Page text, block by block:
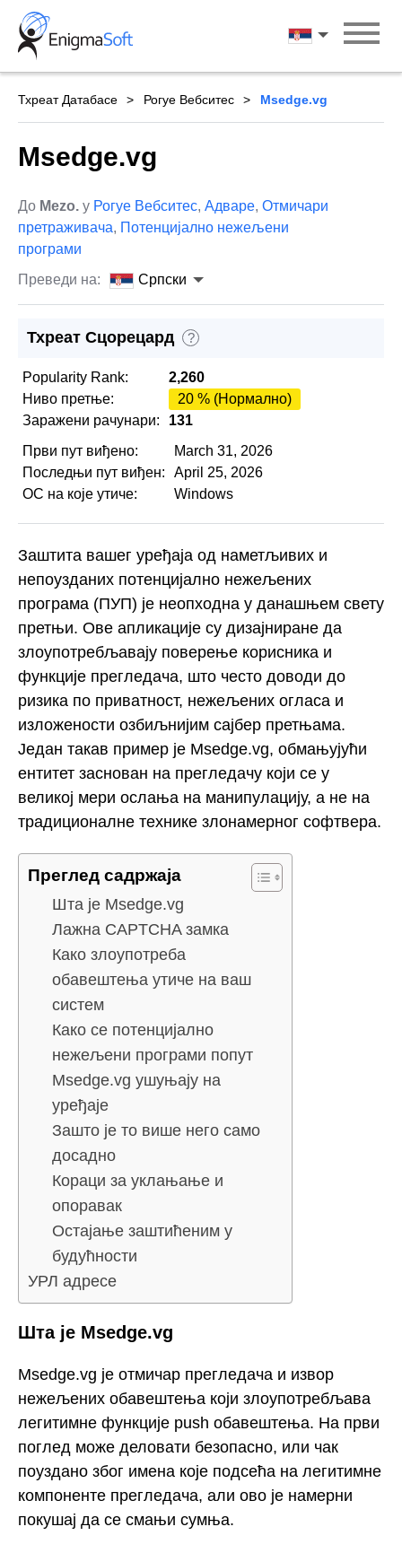
Skip
content
Српски
Тхреат Датабасе Рогуе Вебситес Msedge.vg
Msedge.vg
До Mezo. у Рогуе Вебситес, Адваре, Отмичари
претраживача, Потенцијално нежељени
програми
Преведи на:
Српски
Тхреат Сцорецард ?
Popularity Rank:
2,260
Ниво претње:
20 % (Нормално)
Заражени рачунари:
131
Први пут виђено:
March 31, 2026
Последњи пут виђен:
April 25, 2026
ОС на које утиче:
Windows
Заштита вашег уређаја од наметљивих и
непоузданих потенцијално нежељених
програма (ПУП) је неопходна у данашњем свету
претњи. Ове апликације су дизајниране да
злоупотребљавају поверење корисника и
функције прегледача, што често доводи до
ризика по приватност, нежељених огласа и
изложености озбиљнијим сајбер претњама.
Један такав пример је Msedge.vg, обмањујући
ентитет заснован на прегледачу који се у
великој мери ослања на манипулацију, а не на
традиционалне технике злонамерног софтвера.
Преглед садржаја
Шта је Msedge.vg
Лажна CAPTCHA замка
Како злоупотреба
обавештења утиче на ваш
систем
Како се потенцијално
нежељени програми попут
Msedge.vg ушуњају на
уређаје
Зашто је то више него само
досадно
Кораци за уклањање и
опоравак
Остајање заштићеним у
будућности
УРЛ адресе
Шта је Msedge.vg
Msedge.vg је отмичар прегледача и извор
нежељених обавештења који злоупотребљава
легитимне функције push обавештења. На први
поглед може деловати безопасно, или чак
поуздано због имена које подсећа на легитимне
компоненте прегледача, али ово је намерни
покушај да се смањи сумња.